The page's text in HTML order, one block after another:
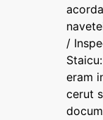
/
eram
cerut